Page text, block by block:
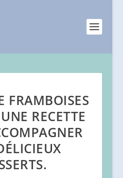
FRAMBOISES
RECETTE